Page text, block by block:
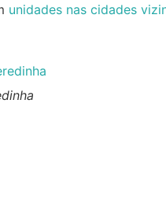
unidades nas cidades